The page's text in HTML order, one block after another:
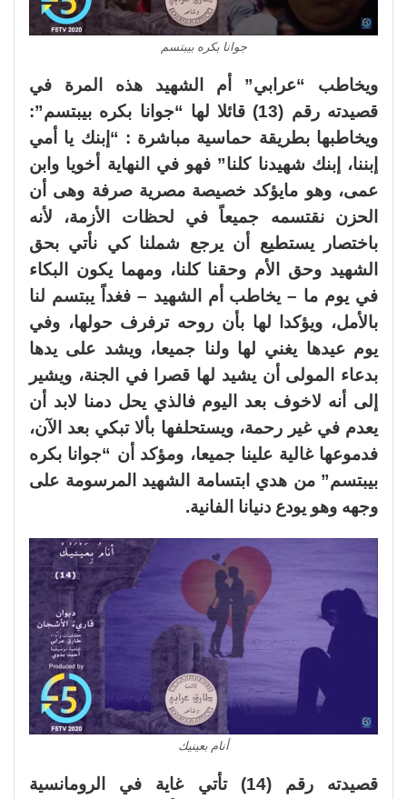
جوانا بكره بيبتسم
ويخاطب “عرابي” أم الشهيد هذه المرة في
قصيدته رقم (13) قائلا لها “جوانا بكره بيبتسم”:
ويخاطبها بطريقة حماسية مباشرة : “إبنك يا أمي
إبننا، إبنك شهيدنا كلنا” فهو في النهاية أخويا وابن
عمى، وهو مايؤكد خصيصة مصرية صرفة وهى أن
الحزن نقتسمه جميعاً في لحظات الأزمة، لأنه
باختصار يستطيع أن يرجع شملنا كي نأتي بحق
الشهيد وحق الأم وحقنا كلنا، ومهما يكون البكاء
في يوم ما – يخاطب أم الشهيد – فغداً يبتسم لنا
بالأمل، ويؤكدا لها بأن روحه ترفرف حولها، وفي
يوم عيدها يغني لها ولنا جميعا، ويشد على يدها
بدعاء المولى أن يشيد لها قصرا في الجنة، ويشير
إلى أنه لاخوف بعد اليوم فالذي يحل دمنا لابد أن
يعدم في غير رحمة، ويستحلفها بألا تبكي بعد الآن،
فدموعها غالية علينا جميعا، ومؤكد أن “جوانا بكره
بيبتسم” من هدي ابتسامة الشهيد المرسومة على
وجهه وهو يودع دنيانا الفانية.
أنام بعينيك
قصيدته رقم (14) تأتي غاية في الرومانسية